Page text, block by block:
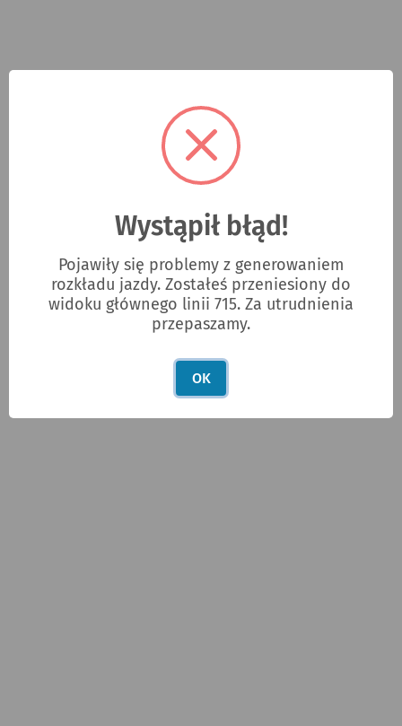
Wystąpił błąd!
Pojawiły się problemy z generowaniem
rozkładu jazdy. Zostałeś przeniesiony do
widoku głównego linii 715. Za utrudnienia
przepaszamy.
OK